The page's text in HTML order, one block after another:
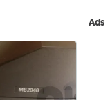
Ads